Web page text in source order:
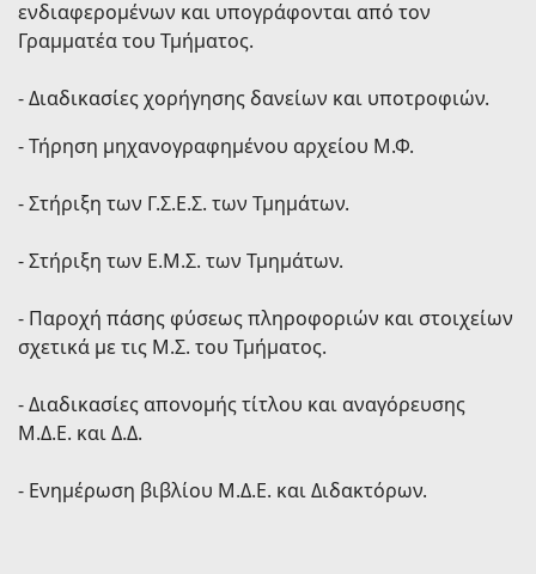
ενδιαφερομένων και υπογράφονται από τον
Γραμματέα του Τμήματος.
- Διαδικασίες χορήγησης δανείων και υποτροφιών.
- Τήρηση μηχανογραφημένου αρχείου Μ.Φ.
- Στήριξη των Γ.Σ.Ε.Σ. των Τμημάτων.
- Στήριξη των Ε.Μ.Σ. των Τμημάτων.
- Παροχή πάσης φύσεως πληροφοριών και στοιχείων
σχετικά με τις Μ.Σ. του Τμήματος.
- Διαδικασίες απονομής τίτλου και αναγόρευσης
Μ.Δ.Ε. και Δ.Δ.
- Ενημέρωση βιβλίου Μ.Δ.Ε. και Διδακτόρων.